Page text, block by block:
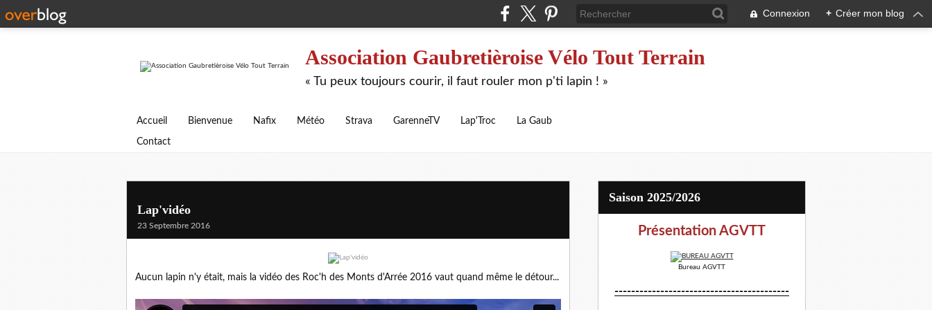
Connexion + Créer mon blog
Association Gaubretièroise Vélo Tout Terrain
« Tu peux toujours courir, il faut rouler mon p'ti lapin ! »
Accueil Bienvenue Nafix Météo Strava GarenneTV Lap'Troc La Gaub
Contact
Lap'vidéo
23 Septembre 2016
Aucun lapin n'y était, mais la vidéo des Roc'h des Monts d'Arrée 2016 vaut quand même le détour...
Saison 2025/2026
Présentation AGVTT
Bureau AGVTT
------------------------------------------